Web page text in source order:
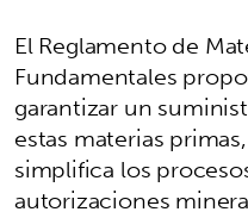
El Reglamento de
Fundamentales
garantizar un
estas materias
simplifica los
autorizaciones